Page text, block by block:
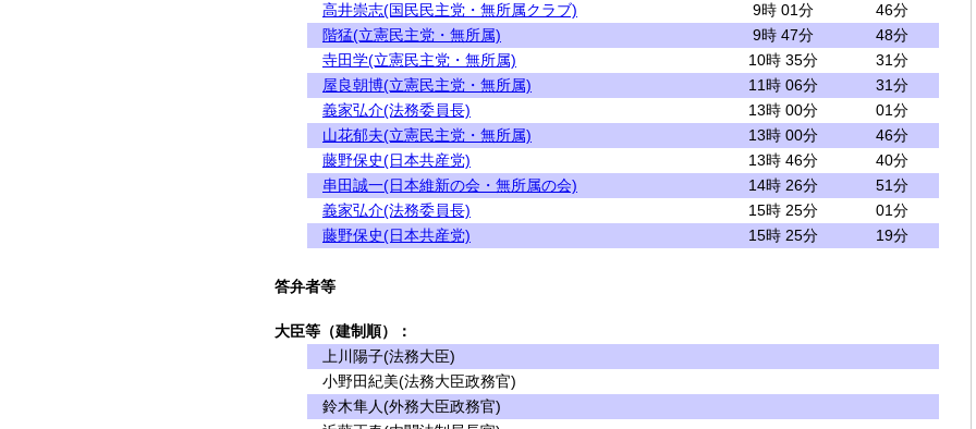
高井崇志(国民民主党・無所属クラブ)
9時 01分
46分
階猛(立憲民主党・無所属)
9時 47分
48分
寺田学(立憲民主党・無所属)
10時 35分
31分
屋良朝博(立憲民主党・無所属)
11時 06分
31分
義家弘介(法務委員長)
13時 00分
01分
山花郁夫(立憲民主党・無所属)
13時 00分
46分
藤野保史(日本共産党)
13時 46分
40分
串田誠一(日本維新の会・無所属の会)
14時 26分
51分
義家弘介(法務委員長)
15時 25分
01分
藤野保史(日本共産党)
15時 25分 19分
答弁者等
大臣等（建制順）：
上川陽子(法務大臣)
小野田紀美(法務大臣政務官)
鈴木隼人(外務大臣政務官)